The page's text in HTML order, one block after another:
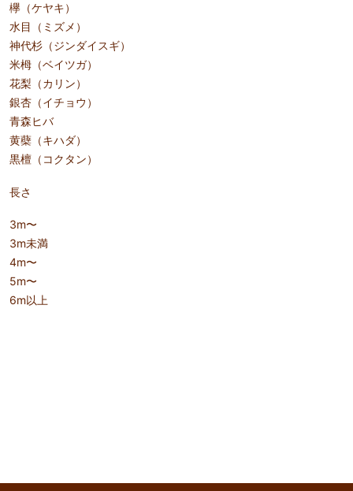
欅（ケヤキ）
水目（ミズメ）
神代杉（ジンダイスギ）
米栂（ベイツガ）
花梨（カリン）
銀杏（イチョウ）
青森ヒバ
黄蘗（キハダ）
黒檀（コクタン）
長さ
3m〜
3m未満
4m〜
5m〜
6m以上